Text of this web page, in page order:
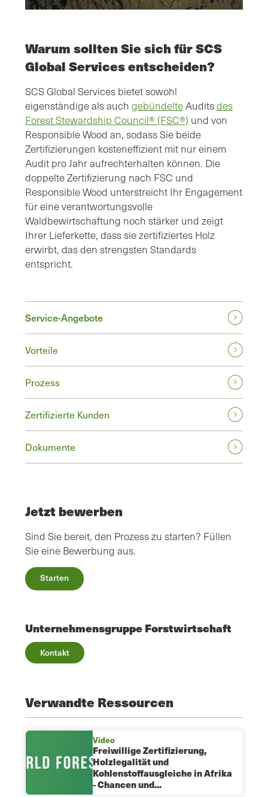
Warum sollten Sie sich für SCS
Global Services entscheiden?
SCS Global Services bietet sowohl
eigenständige als auch gebündelteAuditsdes
Forest Stewardship Council® (FSC®) und von
Responsible Wood an, sodass Sie beide
Zertifizierungen kosteneffizient mit nur einem
Audit pro Jahr aufrechterhalten können. Die
doppelte Zertifizierung nach FSC und
Responsible Wood unterstreicht Ihr Engagement
für eine verantwortungsvolle
Waldbewirtschaftung noch stärker und zeigt
Ihrer Lieferkette, dass sie zertifiziertes Holz
erwirbt, das den strengsten Standards
entspricht.
Service-Angebote
Vorteile
Prozess
Zertifizierte Kunden
Dokumente
Jetzt bewerben
Sind Sie bereit, den Prozess zu starten? Füllen
Sie eine Bewerbung aus.
Starten
Unternehmensgruppe Forstwirtschaft
Kontakt
Verwandte Ressourcen
Video
Freiwillige Zertifizierung,
Holzlegalität und
Kohlenstoffausgleiche in Afrika
- Chancen und...